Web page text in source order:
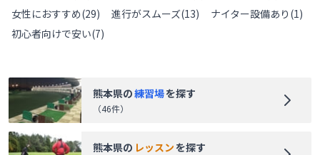
女性におすすめ(29) 進行がスムーズ(13) ナイター設備あり (1)
初心者向けで安い(7)
熊本県の練習場を探す
（46件）
熊本県の レッスンを探す